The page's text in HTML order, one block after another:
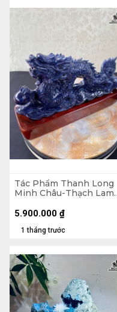
Tác Phẩm Thanh Long
Minh Châu-Thạch Lam
Minh Triết Sodalite Tự
Nhiên - Tượng đá 3,35kg
35,5x17x9 (cm ) - Riêng
Đế đế 4,75kg 21,5x35x12
1 tháng trước
5.900.000 ₫